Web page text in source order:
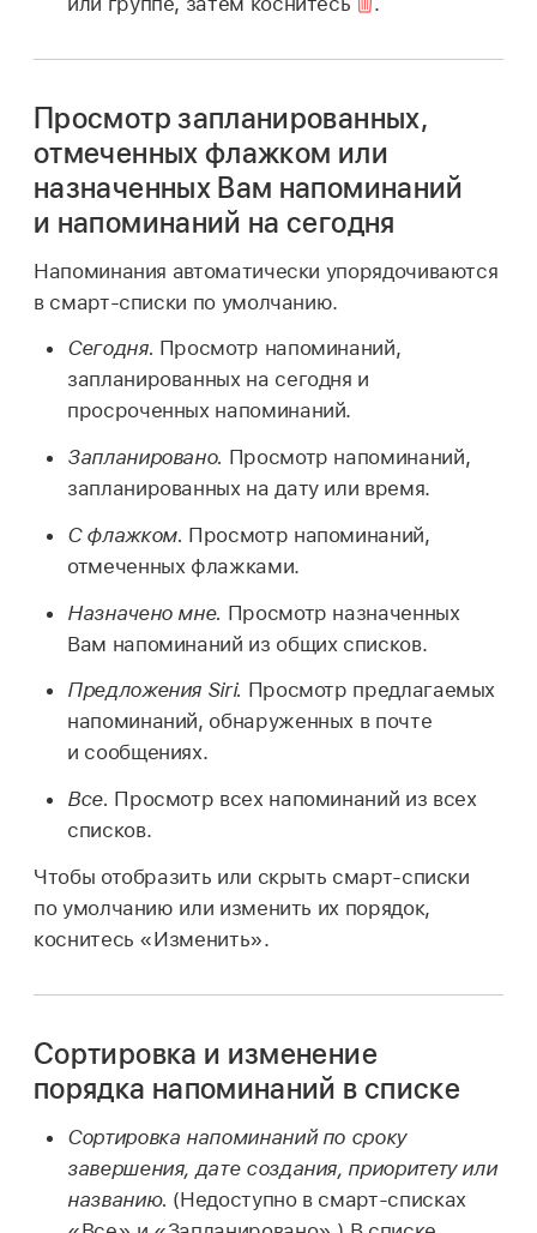
Просмотр запланированных,
отмеченных флажком или
назначенных Вам напоминаний
и напоминаний на сегодня
Напоминания автоматически упорядочиваются
в смарт-списки по умолчанию.
Сегодня. Просмотр напоминаний,
запланированных на сегодня и
просроченных напоминаний.
Запланировано. Просмотр напоминаний,
запланированных на дату или время.
С флажком. Просмотр напоминаний,
отмеченных флажками.
Назначено мне. Просмотр назначенных
Вам напоминаний из общих списков.
Предложения Siri. Просмотр предлагаемых
напоминаний, обнаруженных в почте
и сообщениях.
Все. Просмотр всех напоминаний из всех
списков.
Чтобы отобразить или скрыть смарт-списки
по умолчанию или изменить их порядок,
коснитесь «Изменить».
Сортировка и изменение
порядка напоминаний в списке
Сортировка напоминаний по сроку
завершения, дате создания, приоритету или
названию. (Недоступно в смарт-списках